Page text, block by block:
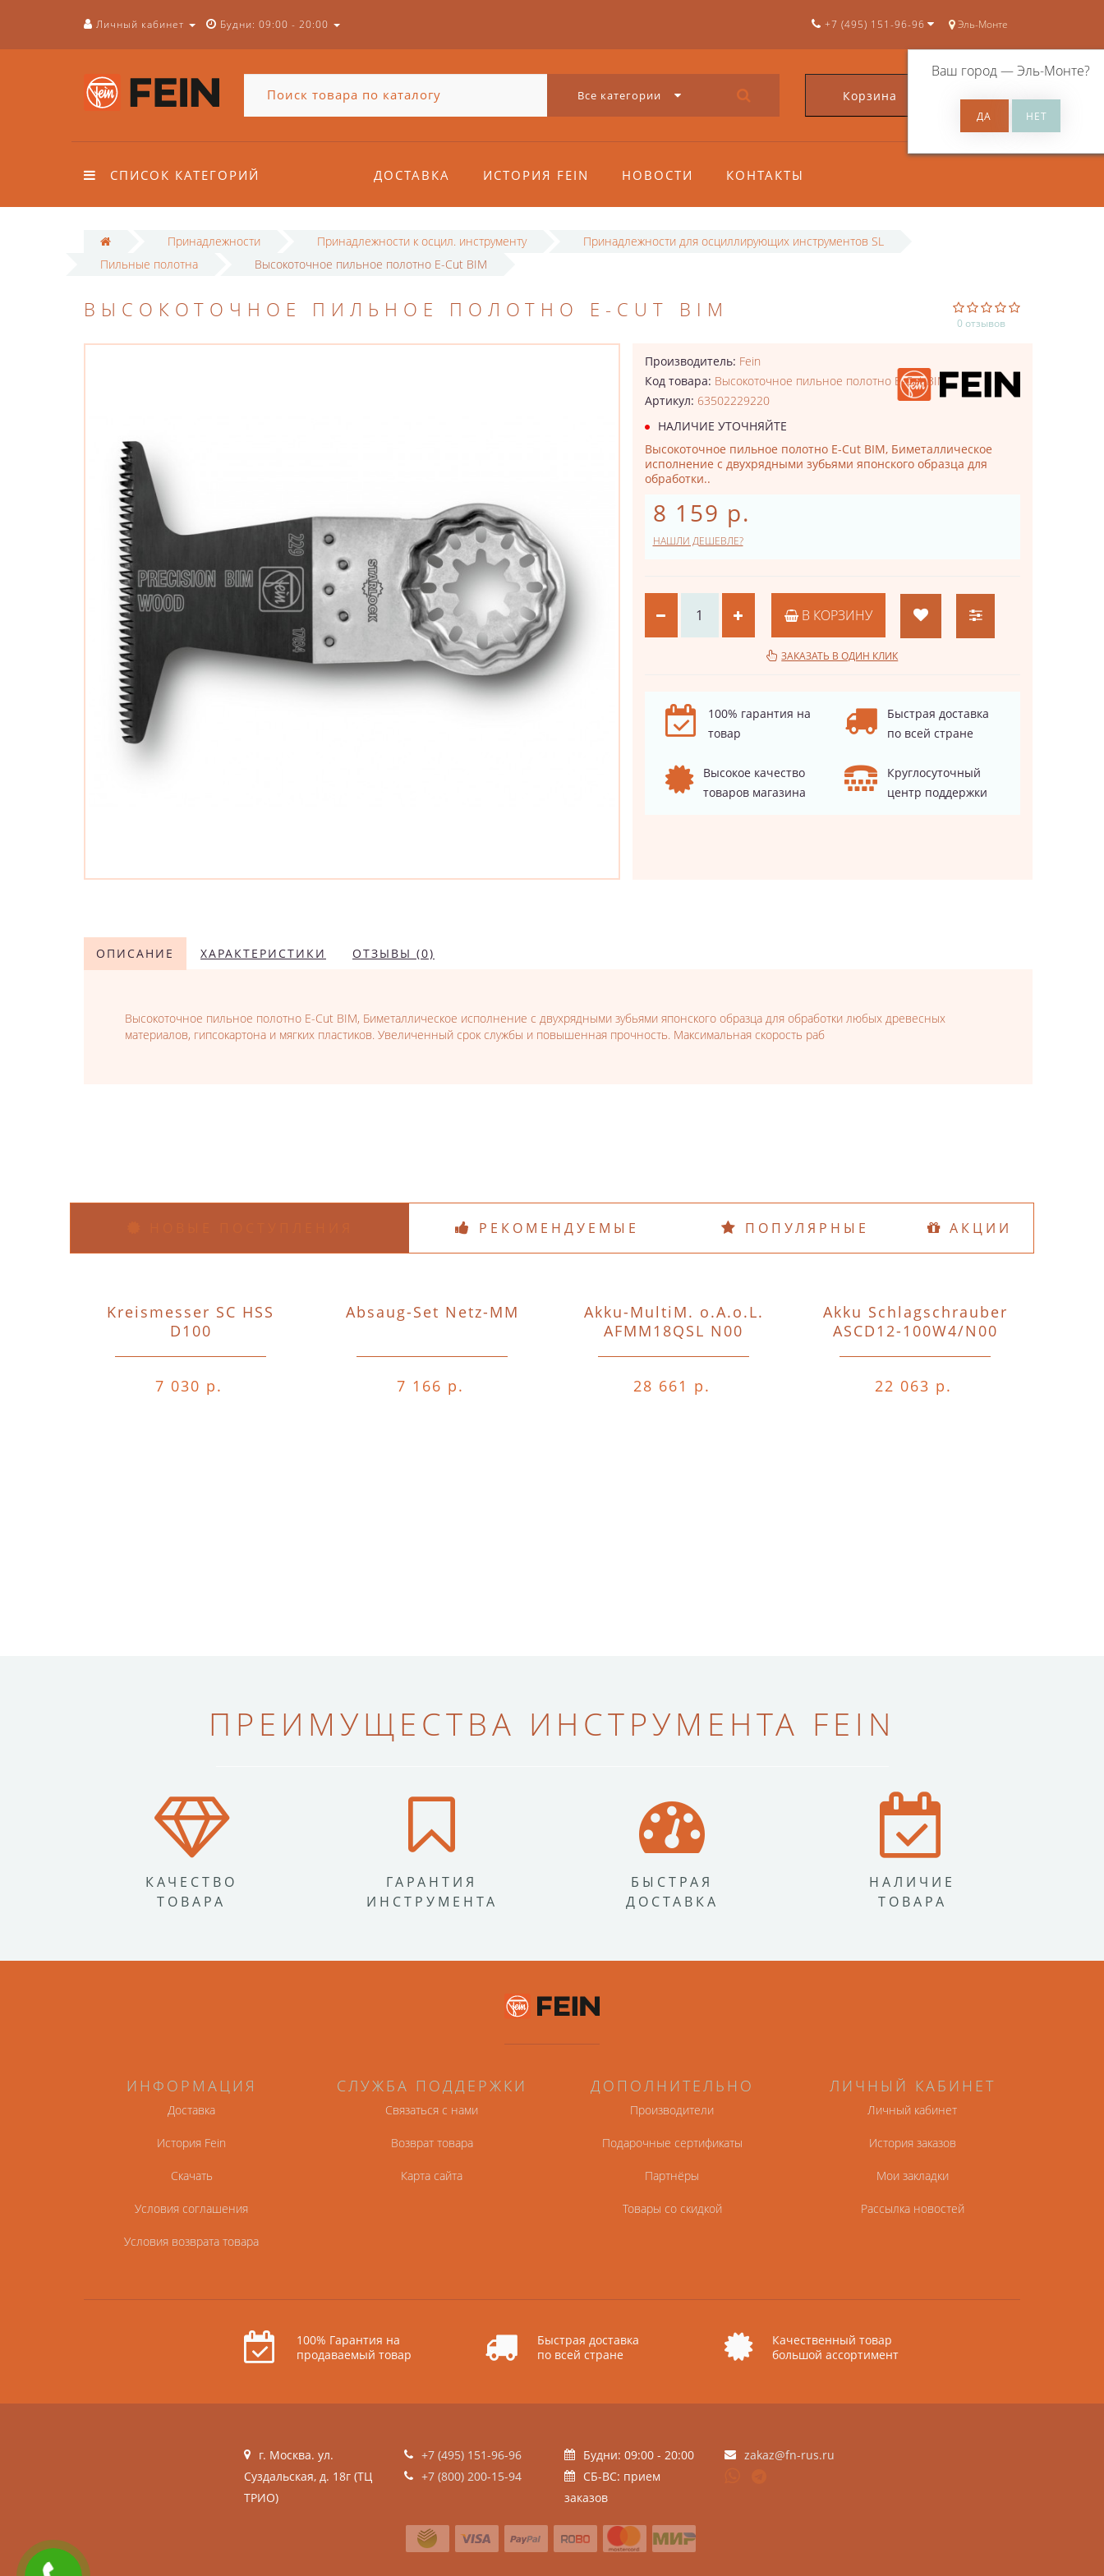
Личный кабинет Будни: 09:00 - 20:00 Эль-Монте
Ваш город —Эль-Монте?
+7 (495) 151-96-96
Все категории Корзина 0
СПИСОК КАТЕГОРИЙ ДОСТАВКА ИСТОРИЯ FEIN НОВОСТИ КОНТАКТЫ
Принадлежности Принадлежности к осцил. инструменту
Принадлежности для осциллирующих инструментов SL
Пильные полотна
Высокоточное пильное полотно E-Cut BIM
ВЫСОКОТОЧНОЕ ПИЛЬНОЕ ПОЛОТНО E-CUT BIM
0 отзывов
Производитель: Fein
Код товара: Высокоточное пильное полотно E-Cut BIM
Артикул: 63502229220
НАЛИЧИЕ УТОЧНЯЙТЕ
Высокоточное пильное полотно E-Cut BIM, Биметаллическое
исполнение с двухрядными зубьями японского образца для
обработки..
8 159 р.
НАШЛИ ДЕШЕВЛЕ?
В КОРЗИНУ
ЗАКАЗАТЬ В ОДИН КЛИК
100% гарантия на
товар
Быстрая доставка
по всей стране
Высокое качество
товаров магазина
Круглосуточный
центр поддержки
ОПИСАНИЕ ХАРАКТЕРИСТИКИ ОТЗЫВЫ (0)
Высокоточное пильное полотно E-Cut BIM, Биметаллическое исполнение с двухрядными зубьями японского образца для обработки любых древесных
материалов, гипсокартона и мягких пластиков. Увеличенный срок службы и повышенная прочность. Максимальная скорость раб
РЕКОМЕНДУЕМЫЕ ПОПУЛЯРНЫЕ АКЦИИ
Kreismesser SC HSS
D100
7 030 р.
Absaug-Set Netz-MM
7 166 р.
Akku-MultiM. o.A.o.L.
AFMM18QSL N00
28 661 р.
Akku Schlagschrauber
ASCD12-100W4/N00
22 063 р.
ПРЕИМУЩЕСТВА ИНСТРУМЕНТА FEIN
КАЧЕСТВО
ТОВАРА
ГАРАНТИЯ
ИНСТРУМЕНТА
БЫСТРАЯ
ДОСТАВКА
НАЛИЧИЕ
ТОВАРА
ИНФОРМАЦИЯ
Доставка
История Fein
Скачать
Условия соглашения
Условия возврата товара
СЛУЖБА ПОДДЕРЖКИ
Связаться с нами
Возврат товара
Карта сайта
ДОПОЛНИТЕЛЬНО
Производители
Подарочные сертификаты
Партнёры
Товары со скидкой
ЛИЧНЫЙ КАБИНЕТ
Личный кабинет
История заказов
Мои закладки
Рассылка новостей
100% Гарантия на
продаваемый товар
Быстрая доставка
по всей стране
Качественный товар
большой ассортимент
г. Москва. ул.
Суздальская, д. 18г (ТЦ
ТРИО)
+7 (495) 151-96-96
+7 (800) 200-15-94
Будни: 09:00 - 20:00
СБ-ВС: прием
заказов
zakaz@fn-rus.ru